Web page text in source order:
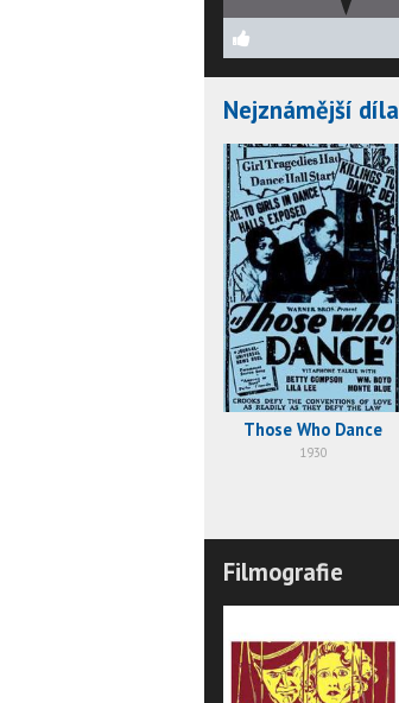
Nejznámější díla
Those Who Dance
1930
Filmografie